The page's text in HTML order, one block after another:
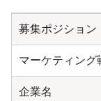
募集ポジション
マーケティング
企業名